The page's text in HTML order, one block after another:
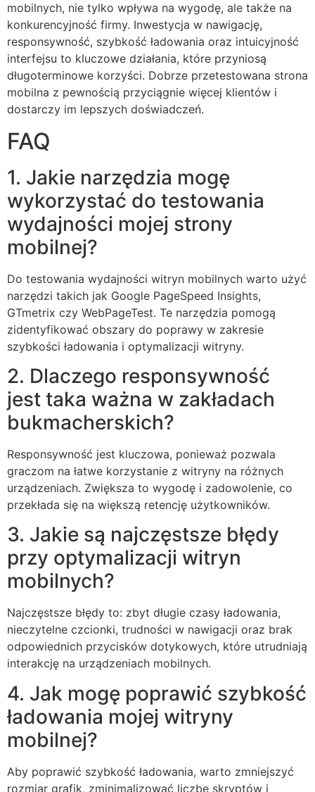
mobilnych, nie tylko wpływa na wygodę, ale także na
konkurencyjność firmy. Inwestycja w nawigację,
responsywność, szybkość ładowania oraz intuicyjność
interfejsu to kluczowe działania, które przyniosą
długoterminowe korzyści. Dobrze przetestowana strona
mobilna z pewnością przyciągnie więcej klientów i
dostarczy im lepszych doświadczeń.
FAQ
1. Jakie narzędzia mogę
wykorzystać do testowania
wydajności mojej strony
mobilnej?
Do testowania wydajności witryn mobilnych warto użyć
narzędzi takich jak Google PageSpeed Insights,
GTmetrix czy WebPageTest. Te narzędzia pomogą
zidentyfikować obszary do poprawy w zakresie
szybkości ładowania i optymalizacji witryny.
2. Dlaczego responsywność
jest taka ważna w zakładach
bukmacherskich?
Responsywność jest kluczowa, ponieważ pozwala
graczom na łatwe korzystanie z witryny na różnych
urządzeniach. Zwiększa to wygodę i zadowolenie, co
przekłada się na większą retencję użytkowników.
3. Jakie są najczęstsze błędy
przy optymalizacji witryn
mobilnych?
Najczęstsze błędy to: zbyt długie czasy ładowania,
nieczytelne czcionki, trudności w nawigacji oraz brak
odpowiednich przycisków dotykowych, które utrudniają
interakcję na urządzeniach mobilnych.
4. Jak mogę poprawić szybkość
ładowania mojej witryny
mobilnej?
Aby poprawić szybkość ładowania, warto zmniejszyć
rozmiar grafik, zminimalizować liczbę skryptów i